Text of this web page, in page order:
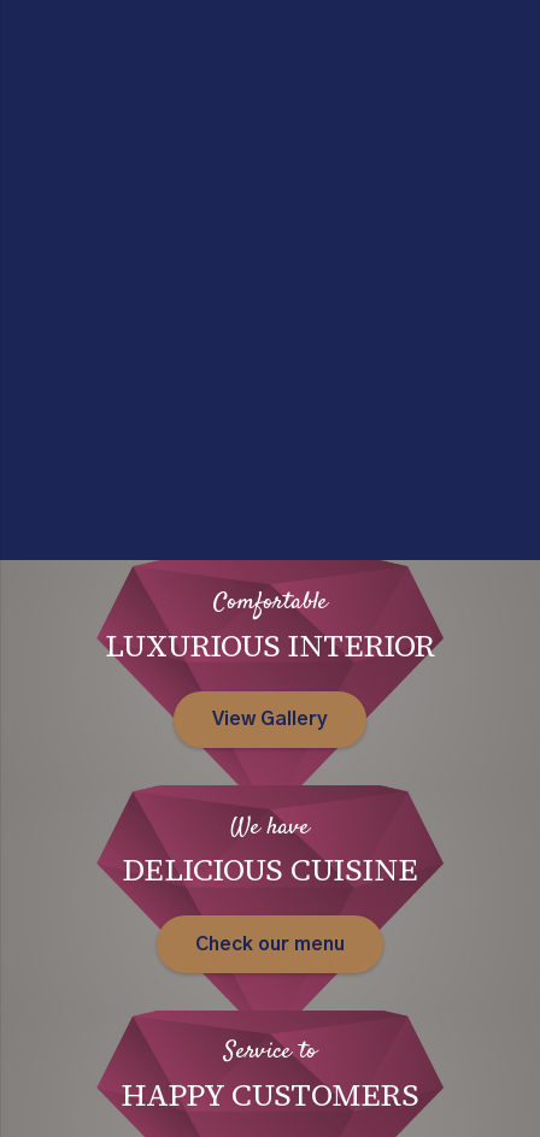
Comfortable
LUXURIOUS INTERIOR
View Gallery
We have
DELICIOUS CUISINE
Check our menu
Service to
HAPPY CUSTOMERS